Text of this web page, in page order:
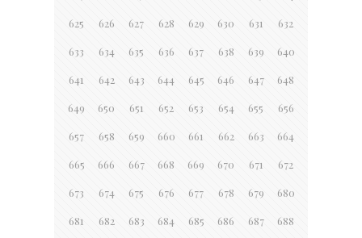
625 626 627 628 629 630 631 632
633 634 635 636 637 638 639 640
641 642 643 644 645 646 647 648
649 650 651 652 653 654 655 656
657 658 659 660 661 662 663 664
665 666 667 668 669 670 671 672
673 674 675 676 677 678 679 680
681 682 683 684 685 686 687 688